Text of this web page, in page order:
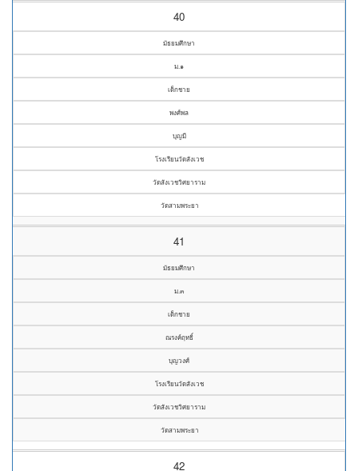
40
มัธยมศึกษา
ม.๑
เด็กชาย
พงศ์พล
บุญมี
โรงเรียนวัดสังเวช
วัดสังเวชวิศยาราม
วัดสามพระยา
41
มัธยมศึกษา
ม.๓
เด็กชาย
ณรงค์ฤทธิ์
บุญวงศ์
โรงเรียนวัดสังเวช
วัดสังเวชวิศยาราม
วัดสามพระยา
42